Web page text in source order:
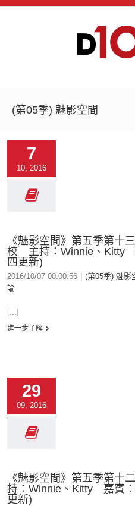
(第05季) 魅影空間
7
10, 2016
《魅影空間》第五季第十
校 主持：Winnie、Kitty
四更新)
2016/10/07 00:00:56 (第05季) 魅影
論
[...]
進一步了解
29
09, 2016
《魅影空間》第五季第
持：Winnie、Kitty 嘉賓
更新)